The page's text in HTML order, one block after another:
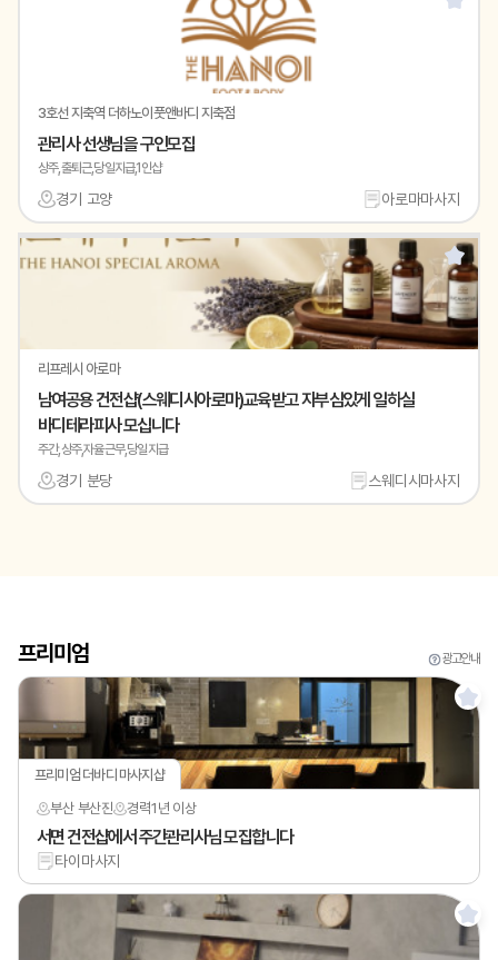
3호선 지축역 더하노이풋앤바디 지축점
관리사 선생님을 구인모집
상주,출퇴근,당일지급,1인샵
경기 고양 아로마마사지
리프레시 아로마
남여공용 건전샵(스웨디시아로마)교육받고 자부심있게 일하실
바디테라피사 모십니다
주간,상주,자율근무,당일지급
경기 분당 스웨디시마사지
프리미엄 광고안내
프리미엄 더바디 마사지샵
부산 부산진
경력1년 이상
서면 건전샵에서 주간관리사님 모집합니다
타이마사지